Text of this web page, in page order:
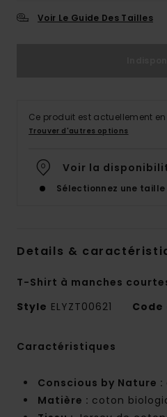
Voir Le Guide Des Tailles
Ce produit est actuellement
Trouver d'autres options
Voir la
Sélectionnez une taille
Details &
T-Shirt à manches
Style ELYZT00621
Caractéristiques
Conscious by Nature :
Matière : coton